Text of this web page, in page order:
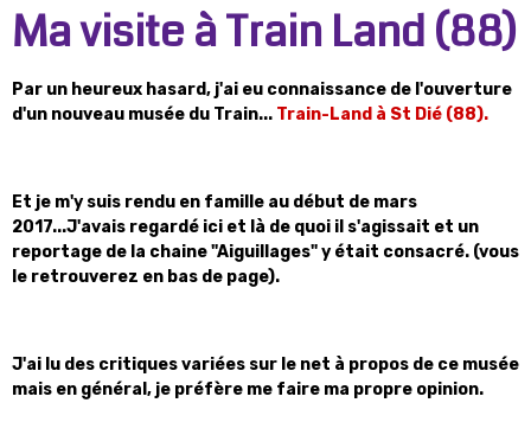
Ma visite à Train Land (88)
Par un heureux hasard, j'ai eu connaissance de l'ouverture
d'un nouveau musée du Train... Train-Land à St Dié (88).
Et je m'y suis rendu en famille au début de mars
2017...J'avais regardé ici et là de quoi il s'agissait et un
reportage de la chaine "Aiguillages" y était consacré. (vous
le retrouverez en bas de page).
J'ai lu des critiques variées sur le net à propos de ce musée
mais en général, je préfère me faire ma propre opinion.